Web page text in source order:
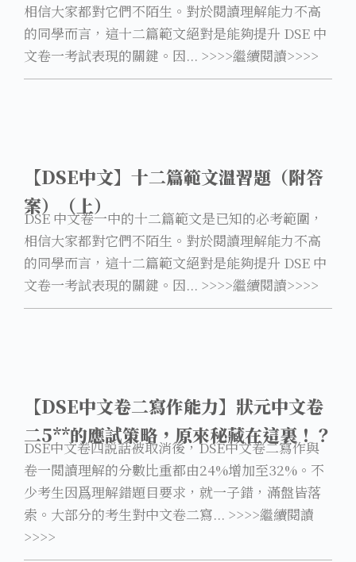
相信大家都對它們不陌生。對於閱讀理解能力不高
的同學而言，這十二篇範文絕對是能夠提升 DSE 中
文卷一考試表現的關鍵。因... >>>>繼續閱讀>>>>
【DSE中文】十二篇範文溫習題（附答
案）（上）
DSE 中文卷一中的十二篇範文是已知的必考範圍，
相信大家都對它們不陌生。對於閱讀理解能力不高
的同學而言，這十二篇範文絕對是能夠提升 DSE 中
文卷一考試表現的關鍵。因... >>>>繼續閱讀>>>>
【DSE中文卷二寫作能力】狀元中文卷
二5**的應試策略，原來秘藏在這裏！？
DSE中文卷四説話被取消後，DSE中文卷二寫作與
卷一閲讀理解的分數比重都由24%增加至32%。不
少考生因爲理解錯題目要求，就一子錯，滿盤皆落
索。大部分的考生對中文卷二寫... >>>>繼續閱讀
>>>>